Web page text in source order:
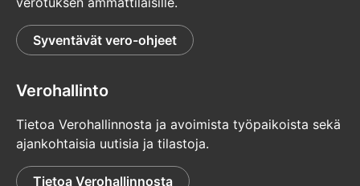
Syventävät vero-ohjeet
Verohallinto
Tietoa Verohallinnosta ja avoimista työpaikoista sekä
ajankohtaisia uutisia ja tilastoja.
Tietoa Verohallinnosta